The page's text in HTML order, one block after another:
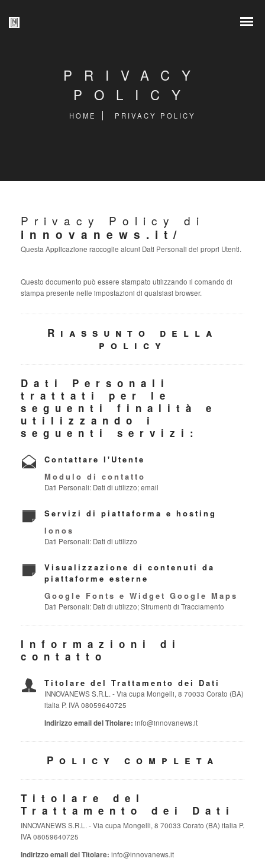
PRIVACY
POLICY
HOME PRIVACY POLICY
Privacy Policy di
innovanews.it/
Questa Applicazione raccoglie alcuni Dati Personali dei propri Utenti.
Questo documento può essere stampato utilizzando il comando di
stampa presente nelle impostazioni di qualsiasi browser.
Riassunto della
policy
Dati Personali
trattati per le
seguenti finalità e
utilizzando i
seguenti servizi:
Contattare l'Utente
Modulo di contatto
Dati Personali: Dati di utilizzo; email
Servizi di piattaforma e hosting
Ionos
Dati Personali: Dati di utilizzo
Visualizzazione di contenuti da
piattaforme esterne
Google Fonts e Widget Google Maps
Dati Personali: Dati di utilizzo; Strumenti di Tracciamento
Informazioni di
contatto
Titolare del Trattamento dei Dati
INNOVANEWS S.R.L. - Via cupa Mongelli, 8 70033 Corato (BA)
italia P. IVA 08059640725
Indirizzo email del Titolare: info@innovanews.it
Policy completa
Titolare del
Trattamento dei Dati
INNOVANEWS S.R.L. - Via cupa Mongelli, 8 70033 Corato (BA) italia P.
IVA 08059640725
Indirizzo email del Titolare: info@innovanews.it